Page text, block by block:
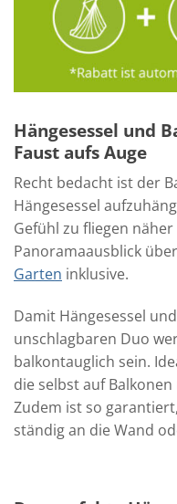
Hängesessel und
Faust aufs Auge
Recht bedacht ist der
Hängesessel
Gefühl zu fliegen
Panoramaausblick
Garten inklusive.
Damit Hängesessel
unschlagbaren Duo
balkontauglich sein.
die selbst auf
Zudem ist so
ständig an die Wand